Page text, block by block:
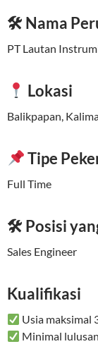
🛠 Nama
PT Lautan
Lokasi
Balikpapan,
Tipe
Full Time
🛠 Posisi
Sales Engineer
Kualifikasi
Usia maksimal
Minimal